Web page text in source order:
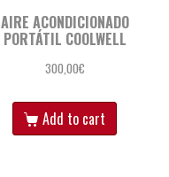
AIRE ACONDICIONADO
PORTÁTIL COOLWELL
300,00€
Add to cart